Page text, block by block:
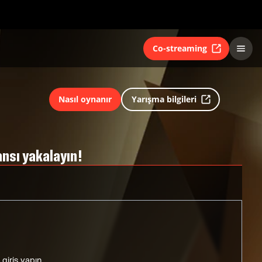
Co-streaming
Nasıl oynanır Yarışma bilgileri
yakalayın!